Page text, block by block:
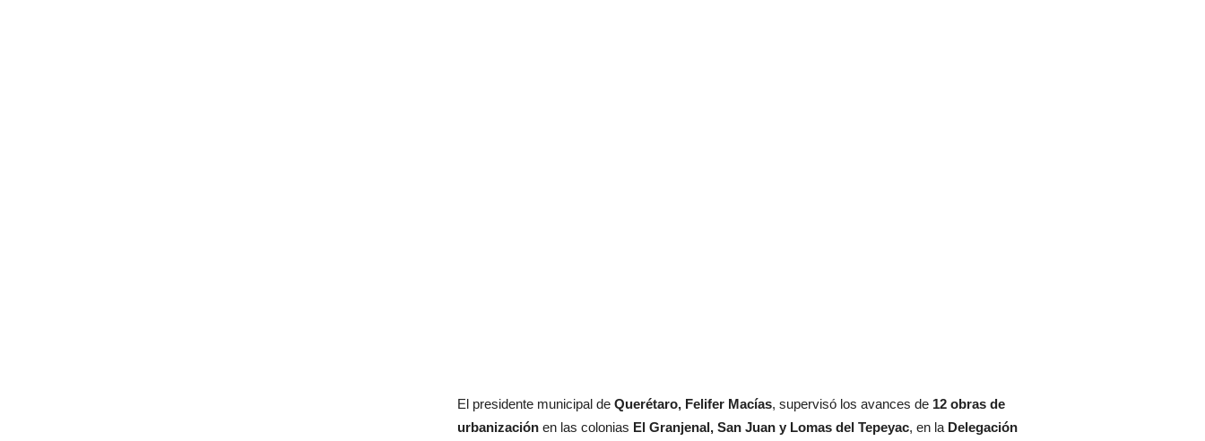
El presidente municipal de Querétaro, Felifer Macías, supervisó los avances de 12 obras de
urbanización en las colonias El Granjenal, San Juan y Lomas del Tepeyac, en la Delegación